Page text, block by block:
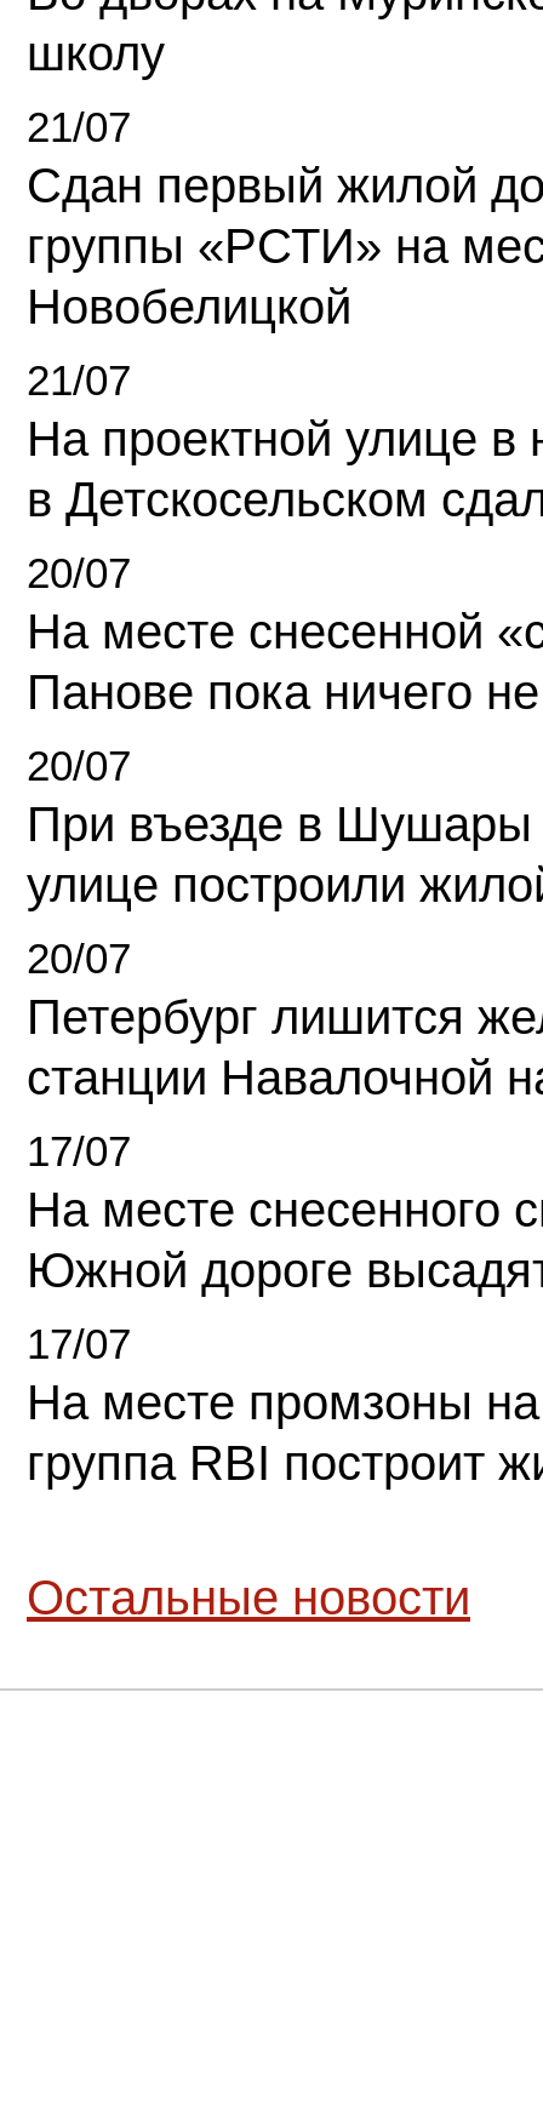
школу
21/07
Сдан первый жилой
группы «РСТИ» на
Новобелицкой
21/07
На проектной улице
в Детскосельском
20/07
На месте снесенной
Панове пока ничего
20/07
При въезде в Шушары
улице построили
20/07
Петербург лишится
станции Навалочной
17/07
На месте снесенного
Южной дороге
17/07
На месте промзоны
группа RBI построит
Остальные новости